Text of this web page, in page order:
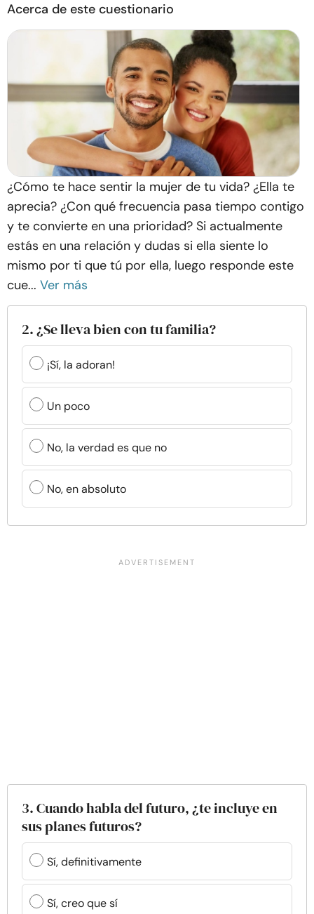
Acerca de este cuestionario
¿Cómo te hace sentir la mujer de tu vida? ¿Ella te
aprecia? ¿Con qué frecuencia pasa tiempo contigo
y te convierte en una prioridad? Si actualmente
estás en una relación y dudas si ella siente lo
mismo por ti que tú por ella, luego responde este
cue... Ver más
2. ¿Se lleva bien con tu familia?
¡Sí, la adoran!
Un poco
No, la verdad es que no
No, en absoluto
3. Cuando habla del futuro, ¿te incluye en
sus planes futuros?
Sí, definitivamente
Sí, creo que sí